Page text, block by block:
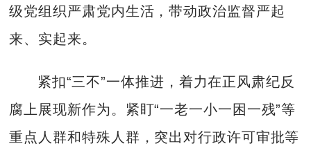
级党组织严肃党内生活，带动政治监督严起
来、实起来。
紧扣“三不”一体推进，着力在正风肃纪反
腐上展现新作为。紧盯“一老一小一困一残”等
重点人群和特殊人群，突出对行政许可审批等